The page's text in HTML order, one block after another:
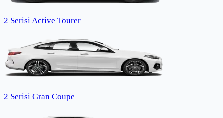
2 Serisi Active Tourer
2 Serisi Gran Coupe